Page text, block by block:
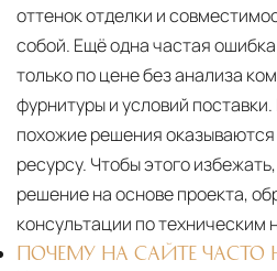
оттенок отделки и
собой. Ещё одна частая
только по цене без анализа
фурнитуры и условий
похожие решения
ресурсу. Чтобы этого
решение на основе проекта,
консультации по техническим
ПОЧЕМУ НА САЙТЕ ЧАСТО